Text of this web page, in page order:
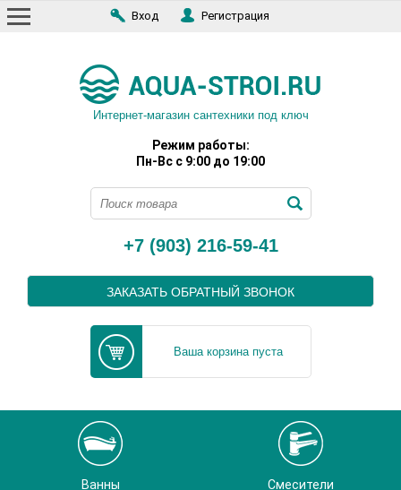
Вход Регистрация
Интернет-магазин сантехники под ключ
Режим работы:
Пн-Вс с 9:00 до 19:00
+7 (903) 216-59-41
ЗАКАЗАТЬ ОБРАТНЫЙ ЗВОНОК
Ваша корзина пуста
Ванны Смесители